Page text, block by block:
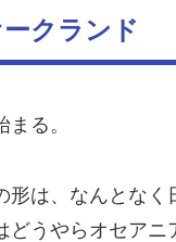
クランド
る。
形は、なんとな
うやらオセア